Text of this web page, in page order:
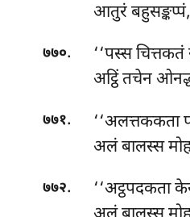
आतुरं
७७०.
‘‘पस्स
अट्ठिं तचेन
७७१. ‘‘अलत्तककता
अलं बालस्स
७७२. ‘‘अट्ठपदकता